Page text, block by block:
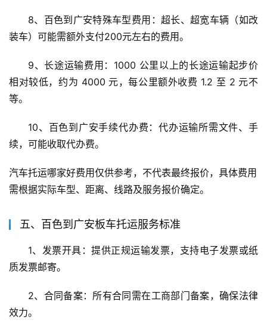
8、百色到广安特殊车型费用：超长、超宽车辆（如改
装车）可能需额外支付200元左右的费用。
9、长途运输费用：1000 公里以上的长途运输起步价
相对较低，约为 4000 元，每公里额外收费 1.2 至 2 元不
等。
10、百色到广安手续代办费：代办运输所需文件、手
续，可能收取代办费。
汽车托运哪家好费用仅供参考，不代表最终报价，具体费用
需根据实际车型、距离、线路及服务报价确定。
五、百色到广安板车托运服务标准
1、发票开具：提供正规运输发票，支持电子发票或纸
质发票邮寄。
2、合同备案：所有合同需在工商部门备案，确保法律
效力。